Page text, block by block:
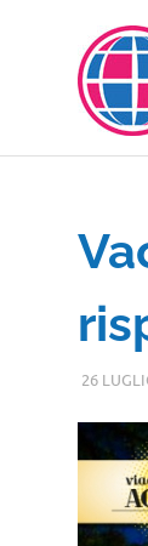
contenuto
26